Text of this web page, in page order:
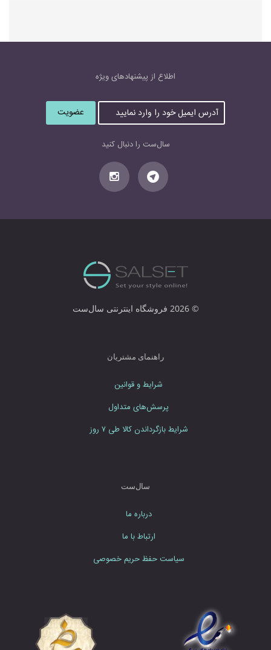
اطلاع از پیشنهاد‌های‌ ویژه
آ
د
ر
س
ی
م
ی
خ
ا
و
ر
م
ی
د
سال‌ست را دنبال کنید
© 2026 فروشگاه اینترنتی سال‌ست
راهنمای مشتریان
شرایط و قوانین
پرسش‌های متداول
شرایط بازگرداندن کالا طی ۷ روز
سال‌ست
درباره ما
ارتباط با ما
سیاست حفظ حریم خصوصی